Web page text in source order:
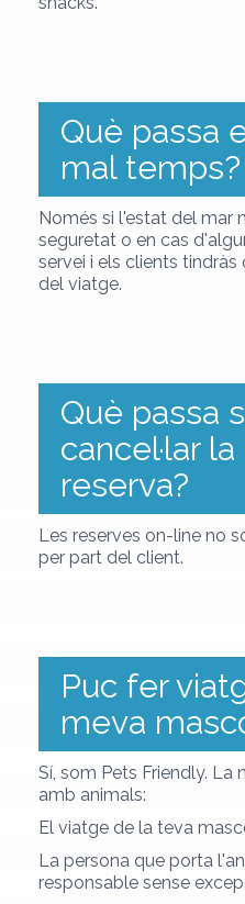
Què passa
mal temps?
Només si l'estat del mar
seguretat o en cas
servei i els clients
del viatge.
Què passa
cancel·lar
reserva?
Les reserves on-line no
per part del client.
Puc fer
meva
Sí, som Pets Friendly.
amb animals:
El viatge de la teva
La persona que porta
responsable sense